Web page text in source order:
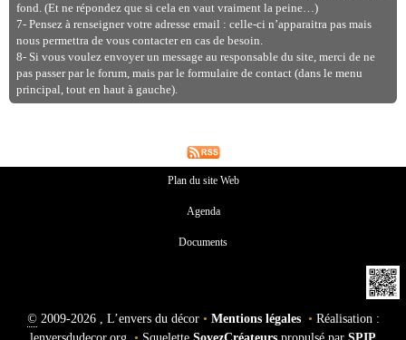
fond. (Et ne répondez que si cela en vaut vraiment la peine…)
7- Pensez à renseigner votre adresse email : celle-ci n’apparaitra pas mais
nous permettra de vous contacter en cas de besoin.
8- Si vous voulez envoyer un message au responsable du site, merci de ne
pas passer par le forum, mais par le formulaire de contact (dans le menu
principal, tout en haut à gauche).
Plan du site Web
Agenda
Documents
©2009-2026 , L’envers du décor • Mentions légales • Réalisation :